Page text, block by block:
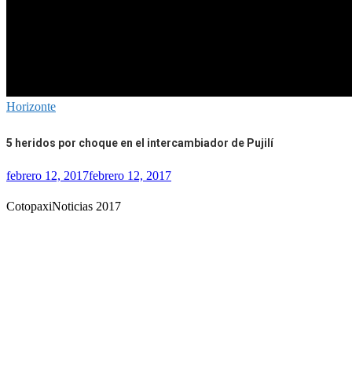
Horizonte
5 heridos por choque en el intercambiador de Pujilí
febrero 12, 2017febrero 12, 2017
CotopaxiNoticias 2017